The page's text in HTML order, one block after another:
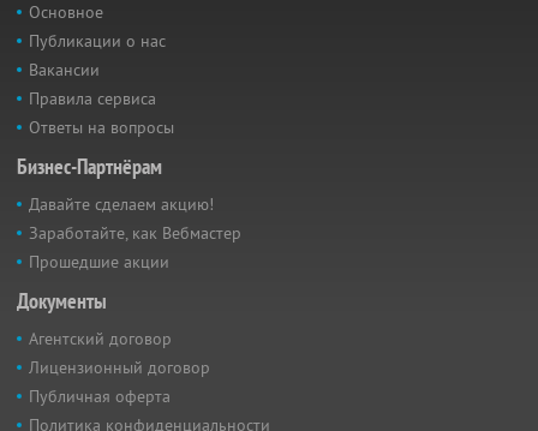
Основное
Публикации о нас
Вакансии
Правила сервиса
Ответы на вопросы
Бизнес-Партнёрам
Давайте сделаем акцию!
Заработайте, как Вебмастер
Прошедшие акции
Документы
Агентский договор
Лицензионный договор
Публичная оферта
Политика конфиденциальности